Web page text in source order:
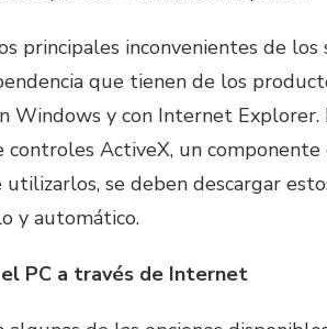
principales inconvenientes de
que tienen de los
Windows y con Internet
controles ActiveX, un
se deben descargar
y automático.
PC a través de Internet